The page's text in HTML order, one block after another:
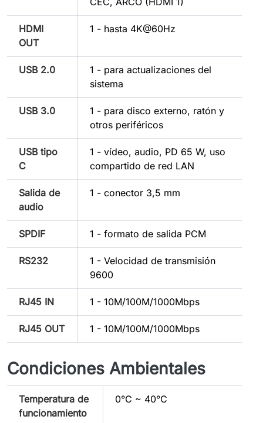
HDMI
OUT
1 - hasta 4K@60Hz
USB 2.0
1 - para actualizaciones del
sistema
USB 3.0
1 - para disco externo, ratón y
otros periféricos
USB tipo
C
1 - vídeo, audio, PD 65 W, uso
compartido de red LAN
Salida de
audio
1 - conector 3,5 mm
SPDIF 1 - formato de salida PCM
RS232
1 - Velocidad de transmisión
9600
RJ45 IN 1 - 10M/100M/1000Mbps
RJ45 OUT 1 - 10M/100M/1000Mbps
Condiciones Ambientales
Temperatura de
funcionamiento
0°C ~ 40°C